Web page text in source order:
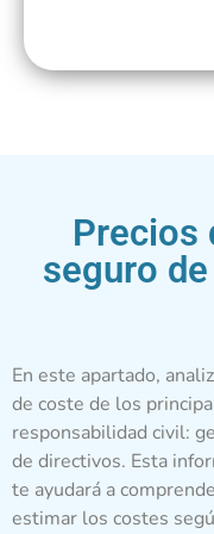
Precios
seguro
En este apartado,
de coste de los
responsabilidad civil:
de directivos. Esta
te ayudará a
estimar los costes